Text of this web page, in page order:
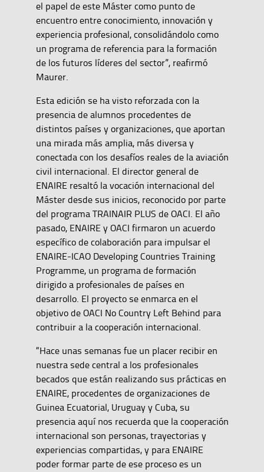
el papel de este Máster como punto de
encuentro entre conocimiento, innovación y
experiencia profesional, consolidándolo como
un programa de referencia para la formación
de los futuros líderes del sector”, reafirmó
Maurer.
Esta edición se ha visto reforzada con la
presencia de alumnos procedentes de
distintos países y organizaciones, que aportan
una mirada más amplia, más diversa y
conectada con los desafíos reales de la aviación
civil internacional. El director general de
ENAIRE resaltó la vocación internacional del
Máster desde sus inicios, reconocido por parte
del programa TRAINAIR PLUS de OACI. El año
pasado, ENAIRE y OACI firmaron un acuerdo
específico de colaboración para impulsar el
ENAIRE-ICAO Developing Countries Training
Programme, un programa de formación
dirigido a profesionales de países en
desarrollo. El proyecto se enmarca en el
objetivo de OACI No Country Left Behind para
contribuir a la cooperación internacional.
“Hace unas semanas fue un placer recibir en
nuestra sede central a los profesionales
becados que están realizando sus prácticas en
ENAIRE, procedentes de organizaciones de
Guinea Ecuatorial, Uruguay y Cuba, su
presencia aquí nos recuerda que la cooperación
internacional son personas, trayectorias y
experiencias compartidas, y para ENAIRE
poder formar parte de ese proceso es un